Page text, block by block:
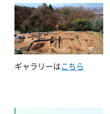
ギャラリーはこちら